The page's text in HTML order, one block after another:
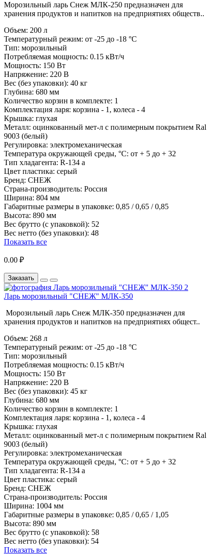
Морозильный ларь Снеж МЛК-250 предназначен для
хранения продуктов и напитков на предприятиях обществ..
Объем: 200 л
Температурный режим: от -25 до -18 °С
Тип: морозильный
Потребляемая мощность: 0.15 кВт/ч
Мощность: 150 Вт
Напряжение: 220 В
Вес (без упаковки): 40 кг
Глубина: 680 мм
Количество корзин в комплекте: 1
Комплектация ларя: корзина - 1, колеса - 4
Крышка: глухая
Металл: оцинкованный мет-л с полимерным покрытием Ral
9003 (белый)
Регулировка: электромеханическая
Температура окружающей среды, °С: от + 5 до + 32
Тип хладагента: R-134 a
Цвет пластика: серый
Бренд: СНЕЖ
Страна-производитель: Россия
Ширина: 804 мм
Габаритные размеры в упаковке: 0,85 / 0,65 / 0,85
Высота: 890 мм
Вес брутто (с упаковкой): 52
Вес нетто (без упаковки): 48
Показать все
0.00 ₽
Заказать
Ларь морозильный "СНЕЖ" МЛК-350
Морозильный ларь Снеж МЛК-350 предназначен для
хранения продуктов и напитков на предприятиях общест..
Объем: 268 л
Температурный режим: от -25 до -18 °С
Тип: морозильный
Потребляемая мощность: 0.15 кВт/ч
Мощность: 150 Вт
Напряжение: 220 В
Вес (без упаковки): 45 кг
Глубина: 680 мм
Количество корзин в комплекте: 1
Комплектация ларя: корзина - 1, колеса - 4
Крышка: глухая
Металл: оцинкованный мет-л с полимерным покрытием Ral
9003 (белый)
Регулировка: электромеханическая
Температура окружающей среды, °С: от + 5 до + 32
Тип хладагента: R-134 a
Цвет пластика: серый
Бренд: СНЕЖ
Страна-производитель: Россия
Ширина: 1004 мм
Габаритные размеры в упаковке: 0,85 / 0,65 / 1,05
Высота: 890 мм
Вес брутто (с упаковкой): 58
Вес нетто (без упаковки): 54
Показать все